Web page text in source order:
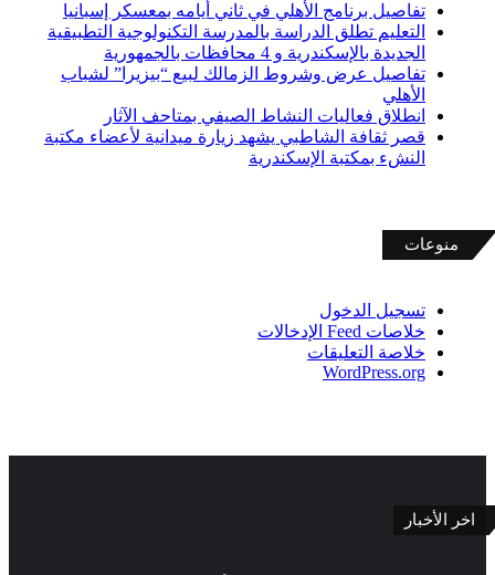
تفاصيل برنامج الأهلي في ثاني أيامه بمعسكر إسبانيا
التعليم تطلق الدراسة بالمدرسة التكنولوجية التطبيقية
الجديدة بالإسكندرية و 4 محافظات بالجمهورية
تفاصيل عرض وشروط الزمالك لبيع “بيزيرا” لشباب
الأهلي
انطلاق فعاليات النشاط الصيفي بمتاحف الآثار
قصر ثقافة الشاطبي يشهد زيارة ميدانية لأعضاء مكتبة
النشء بمكتبة الإسكندرية
منوعات
تسجيل الدخول
خلاصات Feed الإدخالات
خلاصة التعليقات
WordPress.org
اخر الأخبار